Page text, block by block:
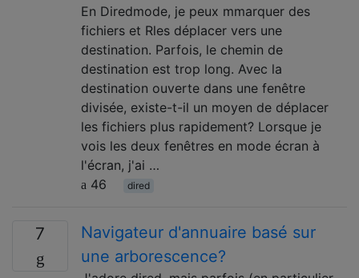
En Diredmode, je peux mmarquer des
fichiers et Rles déplacer vers une
destination. Parfois, le chemin de
destination est trop long. Avec la
destination ouverte dans une fenêtre
divisée, existe-t-il un moyen de déplacer
les fichiers plus rapidement? Lorsque je
vois les deux fenêtres en mode écran à
l'écran, j'ai …
46
dired
7
Navigateur d'annuaire basé sur
une arborescence?